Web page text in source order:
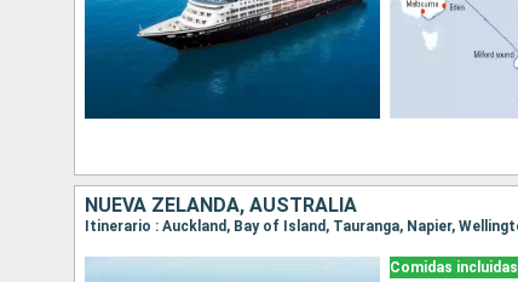
NUEVA ZELANDA, AUSTRALIA
Comidas incluidas